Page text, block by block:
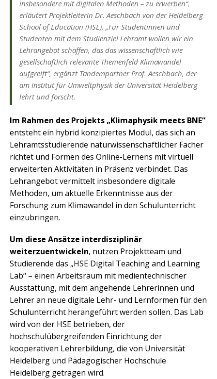
insbesondere mit digitalen Methoden – zu erwerben“,
erläutert Projektleiterin Dr. Aeschbach von der Heidelberg
School of Education (HSE). „Für Studentinnen und
Studenten mit dem Studienziel Lehramt wollen wir ein
Lehrangebot schaffen, das das wissenschaftlich wie
gesellschaftlich relevante Themenfeld Klimawandel
aufgreift“, ergänzt Tandempartner Prof. Aeschbach, der
am Institut für Umweltphysik der Universität Heidelberg
lehrt und forscht.
Im Rahmen des Projekts „Klimaphysik meets BNE“
entsteht ein hybrid konzipiertes Modul, das sich an
Lehramtsstudierende naturwissenschaftlicher Fächer
richtet und Formen des Online-Lernens mit virtuell
erweiterten Aktivitäten in Präsenz verbindet. Das
Lehrangebot vermittelt insbesondere digitale
Methoden, um aktuelle Erkenntnisse aus der
Forschung zum Klimawandel in den Schulunterricht
einzubringen.
Um diese Ansätze interdisziplinär
weiterzuentwickeln, nutzen Projektteam und
Studierende das „HSE Digital Teaching and Learning
Lab“ – einen Arbeitsraum mit medientechnischer
Ausstattung, mit dem angehende Lehrerinnen und
Lehrer an neue digitale Lehr- und Lernformen für den
Schulunterricht herangeführt werden sollen. Das Lab
wird von der HSE betrieben, der
hochschulübergreifenden Einrichtung der
kooperativen Lehrerbildung, die von Universität
Heidelberg und Pädagogischer Hochschule
Heidelberg getragen wird.